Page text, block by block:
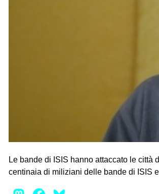
Le bande di ISIS hanno attaccato le
centinaia di miliziani delle bande di ISIS